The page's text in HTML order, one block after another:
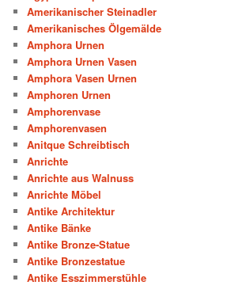
Amerikanischer Steinadler
Amerikanisches Ölgemälde
Amphora Urnen
Amphora Urnen Vasen
Amphora Vasen Urnen
Amphoren Urnen
Amphorenvase
Amphorenvasen
Anitque Schreibtisch
Anrichte
Anrichte aus Walnuss
Anrichte Möbel
Antike Architektur
Antike Bänke
Antike Bronze-Statue
Antike Bronzestatue
Antike Esszimmerstühle